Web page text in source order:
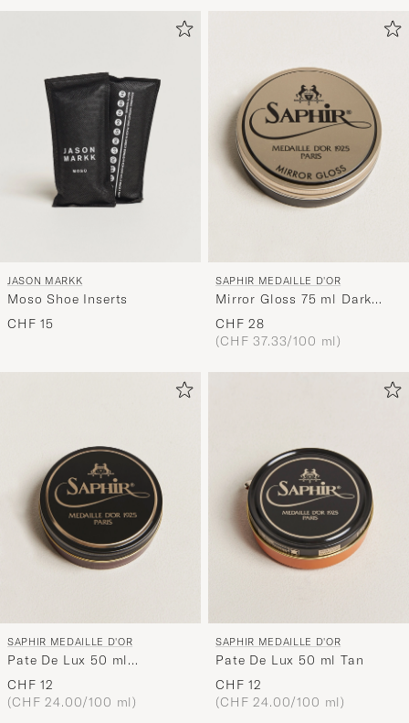
JASON MARKK
Moso Shoe Inserts
CHF 15
SAPHIR MEDAILLE D'OR
Mirror Gloss 75 ml Dark
Brown
CHF 28
(CHF 37.33/100 ml)
SAPHIR MEDAILLE D'OR
Pate De Lux 50 ml
Mahogany
CHF 12
(CHF 24.00/100 ml)
SAPHIR MEDAILLE D'OR
Pate De Lux 50 ml Tan
CHF 12
(CHF 24.00/100 ml)